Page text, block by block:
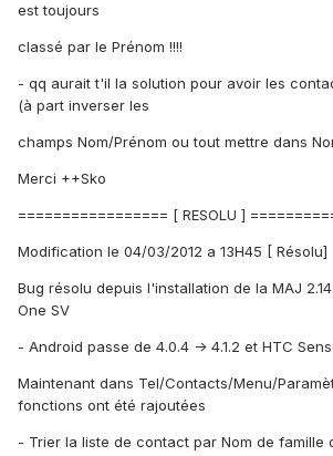
est toujours
classé par le Prénom !!!!
- qq aurait t'il la solution pour avoir les
(à part inverser les
champs Nom/Prénom ou tout mettre dans
Merci ++Sko
================= [ RESOLU ]
Modification le 04/03/2012 a 13H45 [ Résolu]
Bug résolu depuis l'installation de la MAJ
One SV
- Android passe de 4.0.4 -> 4.1.2 et HTC
Maintenant dans Tel/Contacts/Menu/
fonctions ont été rajoutées
- Trier la liste de contact par Nom de famille